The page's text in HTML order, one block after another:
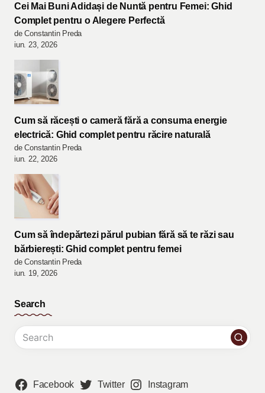
Cei Mai Buni Adidași de Nuntă pentru Femei: Ghid
Complet pentru o Alegere Perfectă
de Constantin Preda
iun. 23, 2026
Cum să răcești o cameră fără a consuma energie
electrică: Ghid complet pentru răcire naturală
de Constantin Preda
iun. 22, 2026
Cum să îndepărtezi părul pubian fără să te răzi sau
bărbierești: Ghid complet pentru femei
de Constantin Preda
iun. 19, 2026
Search
Facebook Twitter Instagram